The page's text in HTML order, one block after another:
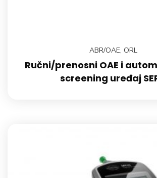
ABR/OAE, ORL
Ručni/prenosni OAE i
screening uređaj